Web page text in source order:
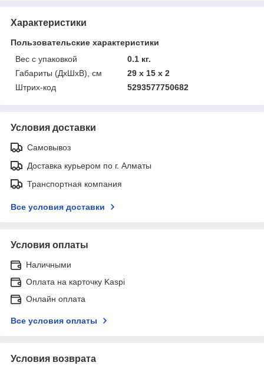
Характеристики
Пользовательские характеристики
Вес с упаковкой
0.1 кг.
Габариты (ДхШхВ), см
29 x 15 x 2
Штрих-код
5293577750682
Условия доставки
Самовывоз
Доставка курьером по г. Алматы
Транспортная компания
Все условия доставки
Условия оплаты
Наличными
Оплата на карточку Kaspi
Онлайн оплата
Все условия оплаты
Условия возврата